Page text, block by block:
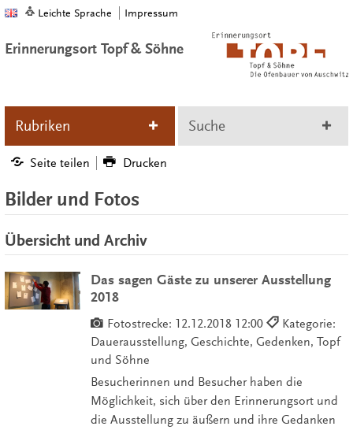
Leichte Sprache Impressum
Erinnerungsort Topf & Söhne
Rubriken Suche
Seite teilen Drucken
Bilder und Fotos
Übersicht und Archiv
Das sagen Gäste zu unserer Ausstellung
2018
Fotostrecke: 12.12.2018 12:00
Kategorie:
Dauerausstellung, Geschichte, Gedenken, Topf
und Söhne
Besucherinnen und Besucher haben die
Möglichkeit, sich über den Erinnerungsort und
die Ausstellung zu äußern und ihre Gedanken